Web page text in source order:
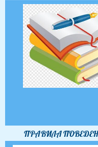
ПРАВИЛА